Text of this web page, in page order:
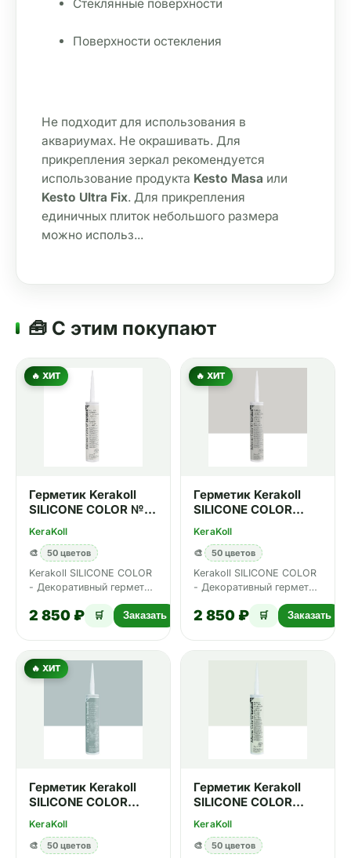
Стеклянные поверхности
Поверхности остекления
Не подходит для использования в
аквариумах. Не окрашивать. Для
прикрепления зеркал рекомендуется
использование продукта Kesto Masa
Kesto Ultra Fix. Для прикрепления
единичных плиток небольшого размера
можно использ...
🧰 С этим покупают
🔥 ХИТ
Герметик Kerakoll
SILICONE COLOR №01
KeraKoll
🎨 50 цветов
Kerakoll SILICONE COLOR
- Декоративный герметик
цветов Design. <
2 850 ₽ 🛒 Заказать
🔥 ХИТ
Герметик Kerakoll
SILICONE COLOR
KeraKoll
🎨 50 цветов
Kerakoll SILICONE COLOR
- Декоративный герметик
цветов Design. <
2 850 ₽ 🛒 Заказать
🔥 ХИТ
Герметик Kerakoll
SILICONE COLOR
KeraKoll
🎨 50 цветов
Герметик Kerakoll
SILICONE COLOR
KeraKoll
🎨 50 цветов